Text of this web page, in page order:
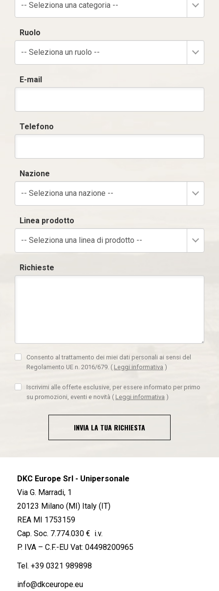
-- Seleziona una categoria --
Ruolo
-- Seleziona un ruolo --
E-mail
Telefono
Nazione
-- Seleziona una nazione --
Linea prodotto
-- Seleziona una linea di prodotto --
Richieste
Consento al trattamento dei miei dati personali ai sensi del
Regolamento UE n. 2016/679. ( Leggi informativa )
Iscrivimi alle offerte esclusive, per essere informato per primo
su promozioni, eventi e novità ( Leggi informativa )
INVIA LA TUA RICHIESTA
DKC Europe Srl - Unipersonale
Via G. Marradi, 1
20123 Milano (MI) Italy (IT)
REA MI 1753159
Cap. Soc. 7.774.030 € i.v.
P. IVA – C.F.-EU Vat: 04498200965
Tel. +39 0321 989898
info@dkceurope.eu